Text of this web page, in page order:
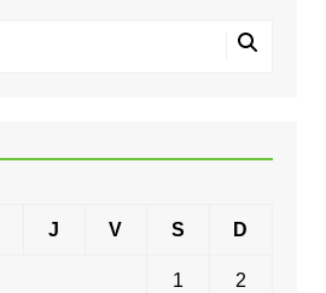
J V S D
1 2